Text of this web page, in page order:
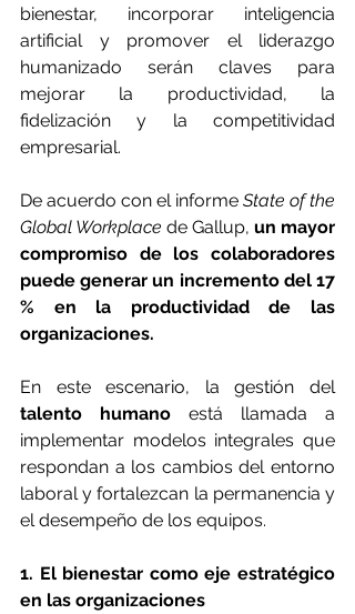
bienestar, incorporar inteligencia
artificial y promover el liderazgo
humanizado serán claves para
mejorar la productividad, la
fidelización y la competitividad
empresarial.
De acuerdo con el informe State of the
Global Workplace de Gallup, un mayor
compromiso de los colaboradores
puede generar un incremento del 17
% en la productividad de las
organizaciones.
talento humano está llamada a
implementar modelos integrales que
respondan a los cambios del entorno
laboral y fortalezcan la permanencia y
el desempeño de los equipos.
1. El bienestar como eje estratégico
en las organizaciones